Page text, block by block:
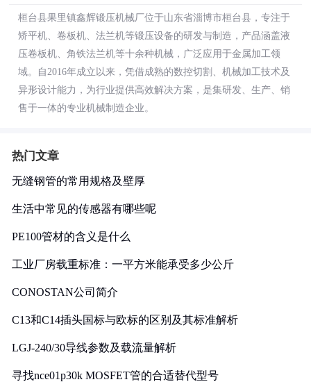
桓台县果里镇鑫辉锻压机械厂位于山东省淄博市桓台县，专注于
矫平机、卷板机、法兰机等锻压设备的研发与制造，产品涵盖液
压卷板机、角铁法兰机等十余种机械，广泛应用于金属加工领
域。自2016年成立以来，凭借成熟的数控切割、机械加工技术及
异形设计能力，为行业提供高效解决方案，是集研发、生产、销
售于一体的专业机械制造企业。
热门文章
无缝钢管的常用规格及壁厚
生活中常见的传感器有哪些呢
PE100管材的含义是什么
工业厂房载重标准：一平方米能承受多少公斤
CONOSTAN公司简介
C13和C14插头国标与欧标的区别及其标准解析
LGJ-240/30导线参数及载流量解析
寻找nce01p30k MOSFET管的合适替代型号